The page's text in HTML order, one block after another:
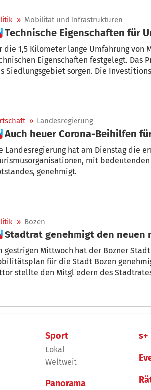
» Mobilität und Infrastrukturen
 Technische Eigenschaften für
die 1,5 Kilometer lange Umfahrung von
Eigenschaften festgelegt. Das
Siedlungsgebiet sorgen. Die
» Landesregierung
 Auch heuer Corona-Beihilfen
Landesregierung hat am Dienstag die
mit
genehmigt.
» Bozen
 Stadtrat genehmigt den
gestrigen Mittwoch hat der Bozner
für die Stadt Bozen
stellte den Mitgliedern des
Sport
Lokal
Weltweit
Panorama
s+